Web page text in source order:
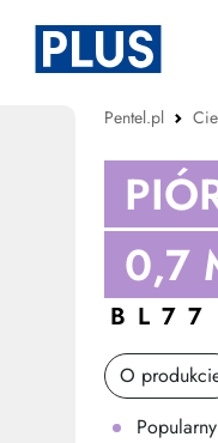
Pentel.pl
0,7
BL77
O